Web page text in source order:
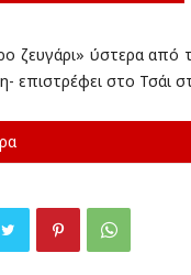
ζευγάρι» ύστερα από
επιστρέφει στο Τσάι